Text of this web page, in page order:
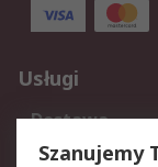
Usługi
Dostawa
Reklamacje i
Szanujemy